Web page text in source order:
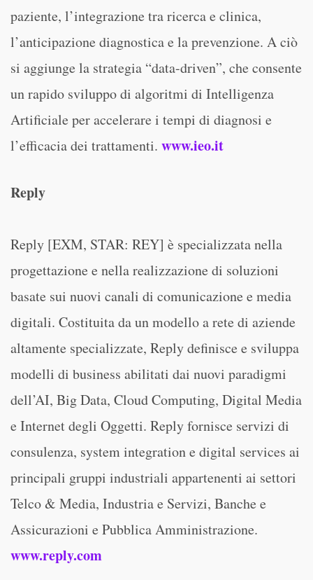
paziente, l’integrazione tra ricerca e clinica,
l’anticipazione diagnostica e la prevenzione. A ciò
si aggiunge la strategia “data-driven”, che consente
un rapido sviluppo di algoritmi di Intelligenza
Artificiale per accelerare i tempi di diagnosi e
l’efficacia dei trattamenti. www.ieo.it
Reply
Reply [EXM, STAR: REY] è specializzata nella
progettazione e nella realizzazione di soluzioni
basate sui nuovi canali di comunicazione e media
digitali. Costituita da un modello a rete di aziende
altamente specializzate, Reply definisce e sviluppa
modelli di business abilitati dai nuovi paradigmi
dell’AI, Big Data, Cloud Computing, Digital Media
e Internet degli Oggetti. Reply fornisce servizi di
consulenza, system integration e digital services ai
principali gruppi industriali appartenenti ai settori
Telco & Media, Industria e Servizi, Banche e
Assicurazioni e Pubblica Amministrazione.
www.reply.com